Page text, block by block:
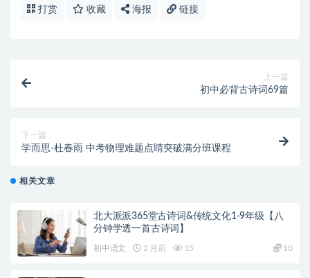
打赏 收藏 海报 链接
上一篇
初中必背古诗词69篇
下一篇
学而思-杜春雨 中考物理难题点睛突破满分班课程
相关文章
北大派派365堂古诗词&传统文化1-9年级【八
分钟学透一首古诗词】
初中语文 2 月前 15 10